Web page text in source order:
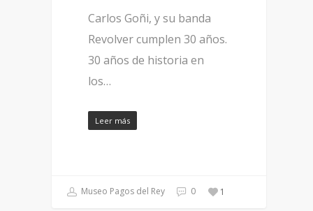
Carlos Goñi, y su banda
Revolver cumplen 30 años.
30 años de historia en
los…
Leer más
Museo Pagos del Rey 0 1